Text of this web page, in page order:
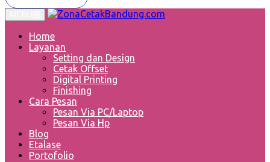
Home
Layanan
Setting dan Design
Cetak Offset
Digital Printing
Finishing
Cara Pesan
Pesan Via PC/Laptop
Pesan Via Hp
Blog
Etalase
Portofolio